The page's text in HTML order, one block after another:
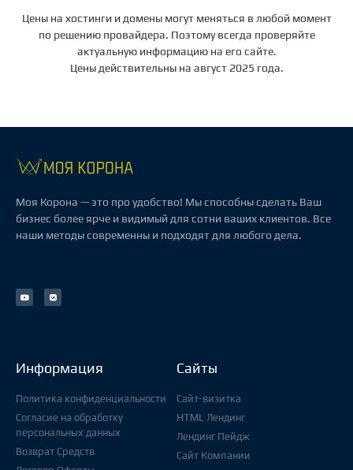
Цены на хостинги и домены могут меняться в любой момент
по решению провайдера. Поэтому всегда проверяйте
актуальную информацию на его сайте.
Цены действительны на август 2025 года.
Моя Корона — это про удобство! Мы способны сделать Ваш
бизнес более ярче и видимый для сотни ваших клиентов. Все
наши методы современны и подходят для любого дела.
Информация
Политика конфиденциальности
Согласие на обработку
персональных данных
Возврат Средств
Сайты
Сайт-визитка
HTML Лендинг
Лендинг Пейдж
Сайт Компании